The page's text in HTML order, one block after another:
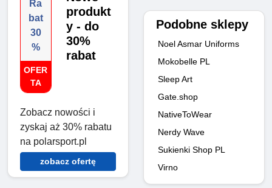
Ra
bat
30
%
OFER
TA
produkt
y - do
30%
rabat
Zobacz nowości i
zyskaj aż 30% rabatu
na polarsport.pl
zobacz ofertę
Podobne sklepy
Noel Asmar Uniforms
Mokobelle PL
Sleep Art
Gate.shop
NativeToWear
Nerdy Wave
Sukienki Shop PL
Virno